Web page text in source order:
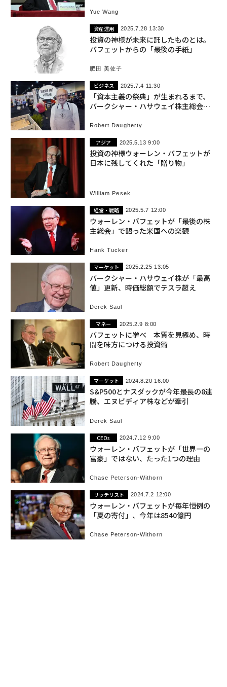
Yue Wang
資産運用 2025.7.28 13:30
投資の神様が未来に託したものとは。
バフェットからの「最後の手紙」
肥田 美佐子
ビジネス 2025.7.4 11:30
「資本主義の祭典」が生まれるまで、
バークシャー・ハサウェイ株主総会の
Robert Daugherty
アジア 2025.5.13 9:00
投資の神様ウォーレン・バフェットが
日本に残してくれた「贈り物」
William Pesek
経営・戦略 2025.5.7 12:00
ウォーレン・バフェットが「最後の株
主総会」で語った米国への楽観
Hank Tucker
マーケット 2025.2.25 13:05
バークシャー・ハサウェイ株が「最高
値」更新、時価総額でテスラ超え
Derek Saul
マネー 2025.2.9 8:00
バフェットに学べ 本質を見極め、時
間を味方につける投資術
Robert Daugherty
マーケット 2024.8.20 16:00
S&P500とナスダックが今年最長の8連
騰、エヌビディア株などが牽引
Derek Saul
CEOs 2024.7.12 9:00
ウォーレン・バフェットが「世界一の
富豪」ではない、たった1つの理由
Chase Peterson-Withorn
リッチリスト 2024.7.2 12:00
ウォーレン・バフェットが毎年恒例の
「夏の寄付」、今年は8540億円
Chase Peterson-Withorn